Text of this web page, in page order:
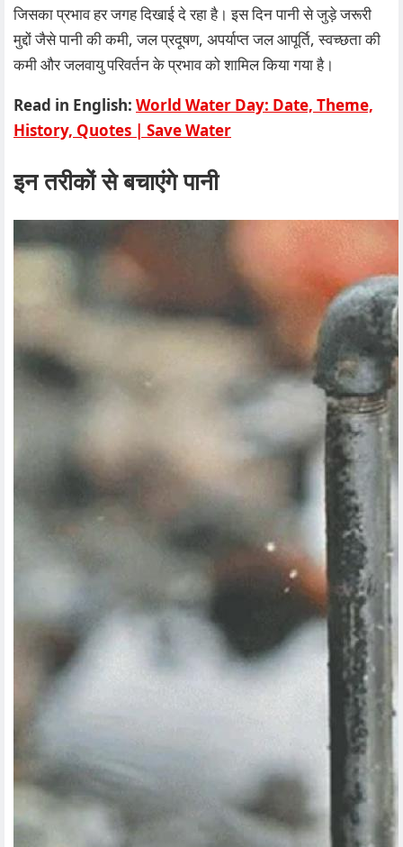
जिसका प्रभाव हर जगह दिखाई दे रहा है। इस दिन पानी से जुड़े जरूरी
मुद्दों जैसे पानी की कमी, जल प्रदूषण, अपर्याप्त जल आपूर्ति, स्वच्छता की
कमी और जलवायु परिवर्तन के प्रभाव को शामिल किया गया है।
Read in English: World Water Day: Date, Theme,
History, Quotes | Save Water
इन तरीकों से बचाएंगे पानी